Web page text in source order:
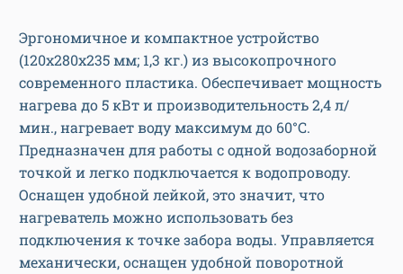
Эргономичное и компактное устройство
(120х280х235 мм; 1,3 кг.) из высокопрочного
современного пластика. Обеспечивает мощность
нагрева до 5 кВт и производительность 2,4 л/
мин., нагревает воду максимум до 60°C.
Предназначен для работы с одной водозаборной
точкой и легко подключается к водопроводу.
Оснащен удобной лейкой, это значит, что
нагреватель можно использовать без
подключения к точке забора воды. Управляется
механически, оснащен удобной поворотной